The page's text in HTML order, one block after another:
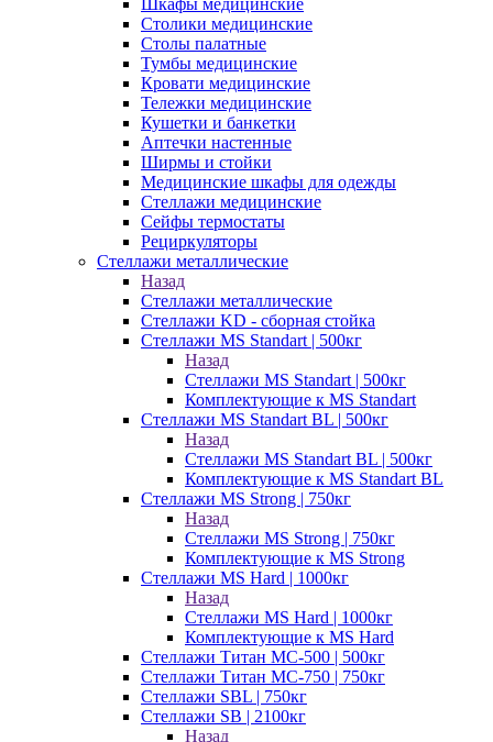
Шкафы медицинские
Столики медицинские
Столы палатные
Тумбы медицинские
Кровати медицинские
Тележки медицинские
Кушетки и банкетки
Аптечки настенные
Ширмы и стойки
Медицинские шкафы для одежды
Стеллажи медицинские
Сейфы термостаты
Рециркуляторы
Стеллажи металлические
Назад
Стеллажи металлические
Стеллажи KD - сборная стойка
Стеллажи MS Standart | 500кг
Назад
Стеллажи MS Standart | 500кг
Комплектующие к MS Standart
Стеллажи MS Standart BL | 500кг
Назад
Стеллажи MS Standart BL | 500кг
Комплектующие к MS Standart BL
Стеллажи MS Strong | 750кг
Назад
Стеллажи MS Strong | 750кг
Комплектующие к MS Strong
Стеллажи MS Hard | 1000кг
Назад
Стеллажи MS Hard | 1000кг
Комплектующие к MS Hard
Стеллажи Титан МС-500 | 500кг
Стеллажи Титан МС-750 | 750кг
Стеллажи SBL | 750кг
Стеллажи SB | 2100кг
Назад